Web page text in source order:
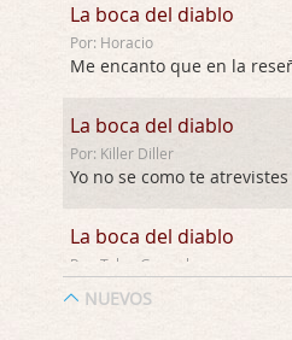
La boca del diablo
Por: Horacio
La boca del diablo
Por: Killer Diller
Yo no se como te
La boca del diablo
Por: Talan Gwynek
NUEVOS